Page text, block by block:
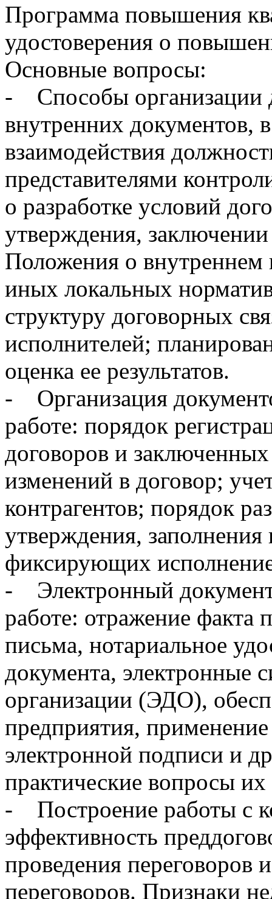
Программа повышения
удостоверения о
Основные вопросы:
- Способы организации
внутренних документов,
взаимодействия
представителями
о разработке условий
утверждения,
Положения о внутреннем
иных локальных
структуру договорных
исполнителей;
оценка ее результатов.
- Организация
работе: порядок
договоров и
изменений в договор;
контрагентов; порядок
утверждения,
фиксирующих исполнение
- Электронный
работе: отражение факта
письма, нотариальное
документа, электронные
организации (ЭДО),
предприятия,
электронной подписи и
практические вопросы
- Построение работы с
эффективность
проведения переговоров
переговоров. Признаки